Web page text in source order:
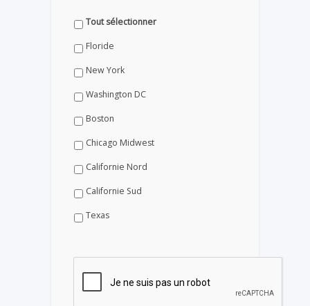
Tout sélectionner
Floride
New York
Washington DC
Boston
Chicago Midwest
Californie Nord
Californie Sud
Texas